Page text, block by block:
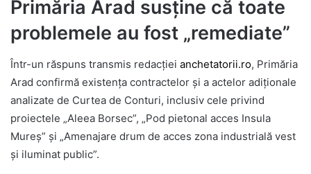
Primăria Arad susține că toate
problemele au fost „remediate”
Într-un răspuns transmis redacției anchetatorii.ro, Primăria
Arad confirmă existența contractelor și a actelor adiționale
analizate de Curtea de Conturi, inclusiv cele privind
proiectele „Aleea Borsec”, „Pod pietonal acces Insula
Mureș” și „Amenajare drum de acces zona industrială vest
și iluminat public”.